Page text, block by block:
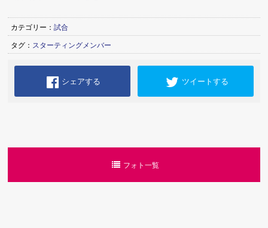
カテゴリー：試合
タグ： スターティングメンバー
シェアする ツイートする
フォト一覧